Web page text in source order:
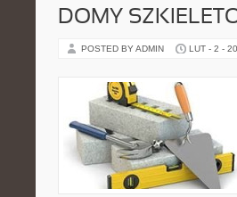
DOMY
POSTED BY ADMIN LUT - 2 -